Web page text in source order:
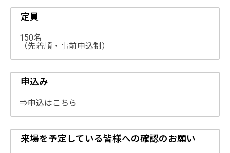
定員
150名
（先着順・事前申込制）
申込み
⇒申込はこちら
来場を予定している皆様への確認のお願い